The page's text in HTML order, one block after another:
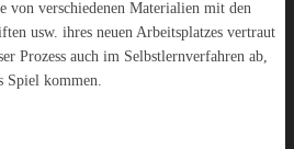
von verschiedenen Materialien mit den
usw. ihres neuen Arbeitsplatzes vertraut
Prozess auch im Selbstlernverfahren ab,
Spiel kommen.